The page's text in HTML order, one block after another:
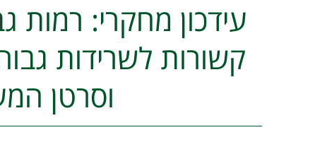
קשורות לשרידות
וסרטן